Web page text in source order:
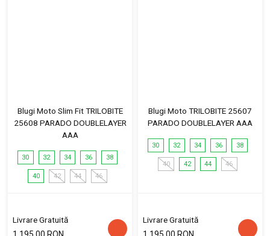
Blugi Moto Slim Fit TRILOBITE
25608 PARADO DOUBLELAYER
AAA
30 32 34 36 38
40 42 44 46
Livrare Gratuită
Blugi Moto TRILOBITE 25607
PARADO DOUBLELAYER AAA
30 32 34 36 38
40 42 44 46
Livrare Gratuită